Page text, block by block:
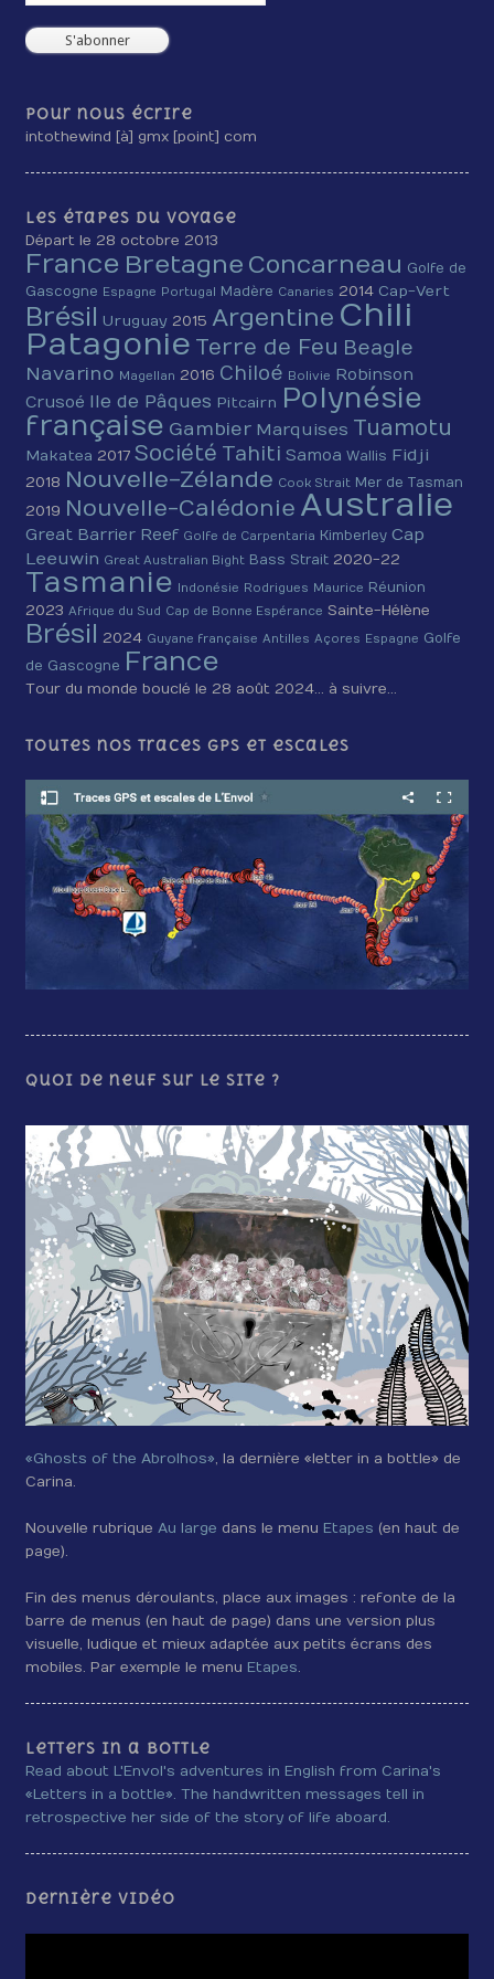
Pour nous écrire
intothewind [à] gmx [point] com
Les étapes du voyage
Départ le 28 octobre 2013
France Bretagne Concarneau Golfe de
Gascogne Espagne Portugal Madère Canaries 2014 Cap-Vert
Brésil Uruguay 2015Argentine Chili
Patagonie Terre de Feu Beagle
Navarino Magellan 2016 Chiloé Bolivie Robinson
Crusoé Ile de Pâques Pitcairn Polynésie
française Gambier Marquises Tuamotu
Makatea 2017Société Tahiti Samoa Wallis Fidji
2018 Nouvelle-Zélande Cook Strait Mer de Tasman
2019 Nouvelle-Calédonie Australie
Great Barrier Reef Golfe de Carpentaria Kimberley Cap
Leeuwin Great Australian Bight Bass Strait 2020-22
Tasmanie Indonésie Rodrigues Maurice Réunion
2023Afrique du Sud Cap de Bonne Espérance Sainte-Hélène
Brésil 2024 Guyane française Antilles Açores Espagne Golfe
de Gascogne France
Tour du monde bouclé le 28 août 2024… à suivre…
Toutes nos traces GPS et escales
Quoi de neuf sur le site ?
«Ghosts of the Abrolhos», la dernière «letter in a bottle» de
Carina.
Nouvelle rubriqueAu large dans le menu Etapes (en haut de
page).
Fin des menus déroulants, place aux images : refonte de la
barre de menus (en haut de page) dans une version plus
visuelle, ludique et mieux adaptée aux petits écrans des
mobiles. Par exemple le menu Etapes.
Letters in a bottle
Read about L'Envol's adventures in English from Carina's
«Letters in a bottle». The handwritten messages tell in
retrospective her side of the story of life aboard.
Dernière vidéo